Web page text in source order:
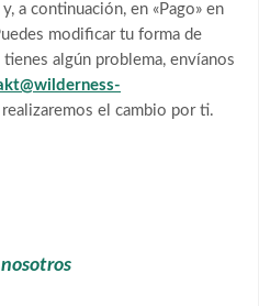
a continuación, en «Pago» en
modificar tu forma de
algún problema, envíanos
el cambio por ti.